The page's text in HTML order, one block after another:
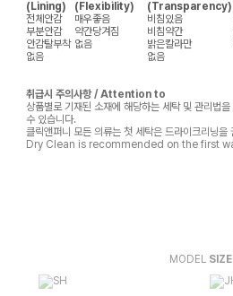
(Lining)
(Flexibility)
(Transparency)
전체안감
매우좋음 비침있음
부분안감
약간당겨짐 비침약간
안감탈부착 없음 밝은칼라만
없음
없음
취급시 주의사항 / Attention to
상품별로 기재된 소재에 해당하는 세탁 및 관리법
수 있습니다.
클릭앤퍼니 모든 의류는 첫 세탁은 드라이크리닝을
Dry Clean is recommended on the first
MODEL SIZE